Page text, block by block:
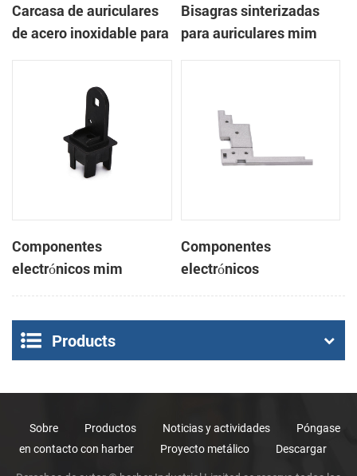
Carcasa de auriculares
de acero inoxidable para
sinterizados
Bisagras sinterizadas
para auriculares mim
Componentes
electrónicos mim
Componentes
electrónicos
Products
Sobre Productos Noticias y actividades
Póngase
en contacto con harber
Proyecto metálico Descargar